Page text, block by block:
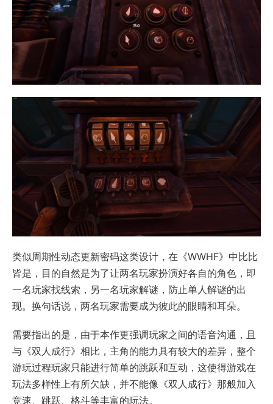
类似周期性动态更新密码这类设计，在《WWHF》中比比
皆是，目的自然是为了让两名玩家扮演好各自的角色，即
一名玩家找线索，另一名玩家解谜，防止单人解谜的出
现。换句话说，两名玩家需要成为彼此的眼睛和耳朵。
需要指出的是，由于本作更强调玩家之间的语音沟通，且
与《双人成行》相比，主角的能力具有较大的差异，整个
游玩过程玩家只能进行简单的跳跃和互动，这使得游戏在
玩法多样性上有所欠缺，并不能像《双人成行》那般加入
竞速、跳跃、格斗等丰富的玩法。